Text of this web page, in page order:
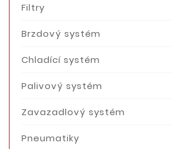
Filtry
Brzdový systém
Chladící systém
Palivový systém
Zavazadlový systém
Pneumatiky